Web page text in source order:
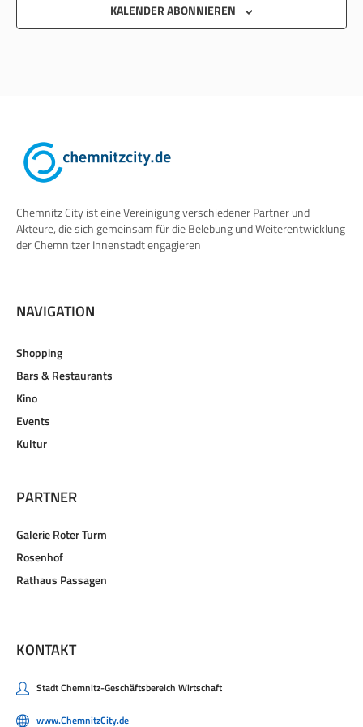
KALENDER ABONNIEREN
Chemnitz City ist eine Vereinigung verschiedener Partner und
Akteure, die sich gemeinsam für die Belebung und Weiterentwicklung
der Chemnitzer Innenstadt engagieren
NAVIGATION
Shopping
Bars & Restaurants
Kino
Events
Kultur
PARTNER
Galerie Roter Turm
Rosenhof
Rathaus Passagen
KONTAKT
Stadt Chemnitz-Geschäftsbereich Wirtschaft
www.ChemnitzCity.de